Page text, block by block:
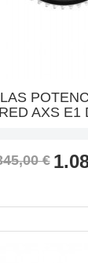
RED AXS E1
€ Precio
VISTA